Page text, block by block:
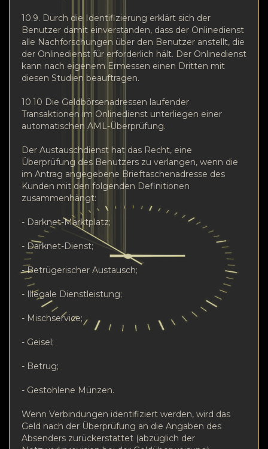
10.9. Durch die Identifizierung erklärt sich der
Benutzer damit einverstanden, dass der Onlinedienst
alle Nachforschungen über den Benutzer anstellt, die
der Onlinedienst für erforderlich hält. Der Onlinedienst
kann nach eigenem Ermessen einen Dritten mit
diesen Studien beauftragen.
10.10 Die Geldbörsenadressen laufender
Transaktionen im Onlinedienst unterliegen einer
automatischen AML-Überprüfung.
Der Austauschdienst hat das Recht, eine
Überprüfung des Benutzers zu verlangen, wenn die
im Antrag angegebene Brieftaschenadresse des
Kunden mit den folgenden Definitionen
zusammenhängt:
- Darknet-Marktplatz;
- Darknet-Dienst;
- Betrügerischer Austausch;
- Illegale Dienstleistung;
- Mischservice;
- Geisel;
- Betrug;
- Gestohlene Münzen.
Wenn Verbindungen identifiziert werden, wird das
Geld nach der Überprüfung an die Angaben des
Absenders zurückerstattet (abzüglich der